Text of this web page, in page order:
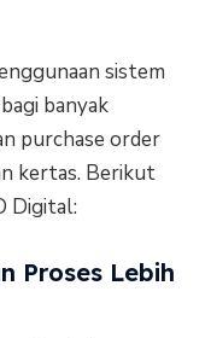
sistem
banyak
purchase order
kertas. Berikut
Digital:
Proses Lebih